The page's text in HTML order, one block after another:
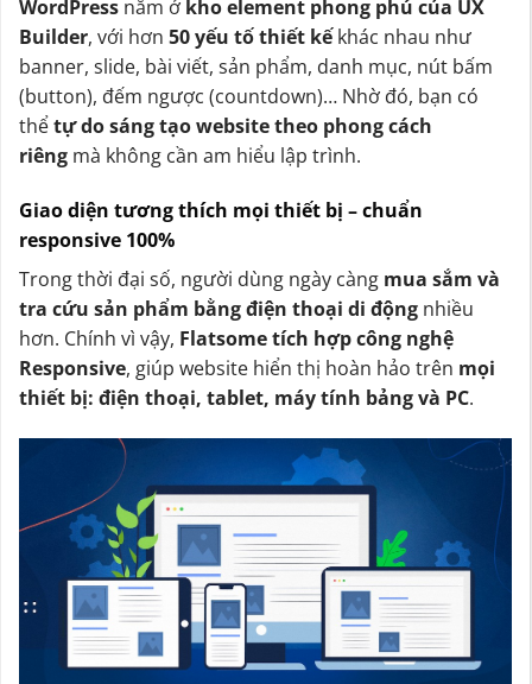
WordPress nằm ở kho element phong phú của UX
Builder, với hơn 50 yếu tố thiết kếkhác nhau như
banner, slide, bài viết, sản phẩm, danh mục, nút bấm
(button), đếm ngược (countdown)… Nhờ đó, bạn có
thểtự do sáng tạo website theo phong cách
riêng mà không cần am hiểu lập trình.
Giao diện tương thích mọi thiết bị – chuẩn
responsive 100%
Trong thời đại số, người dùng ngày càng mua sắm và
tra cứu sản phẩm bằng điện thoại di động nhiều
hơn. Chính vì vậy, Flatsome tích hợp công nghệ
Responsive, giúp website hiển thị hoàn hảo trên mọi
thiết bị: điện thoại, tablet, máy tính bảng và PC.